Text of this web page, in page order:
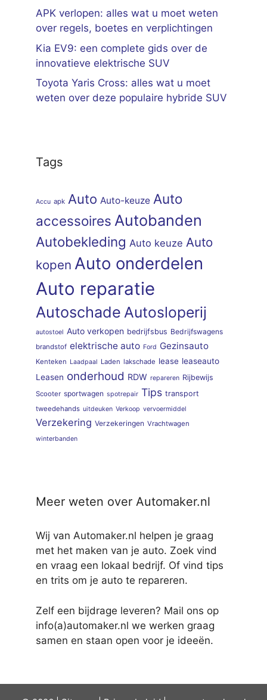
APK verlopen: alles wat u moet weten
over regels, boetes en verplichtingen
Kia EV9: een complete gids over de
innovatieve elektrische SUV
Toyota Yaris Cross: alles wat u moet
weten over deze populaire hybride SUV
Tags
Accu apk Auto Auto-keuze Auto
accessoires Autobanden
Autobekleding Auto keuze Auto
kopen Auto onderdelen
Auto reparatie
Autoschade Autosloperij
autostoel Auto verkopen bedrijfsbus Bedrijfswagens
brandstof elektrische auto Ford Gezinsauto
Kenteken Laadpaal Laden lakschade lease leaseauto
Leasen onderhoud RDW repareren Rijbewijs
Scooter sportwagen spotrepair Tips transport
tweedehands uitdeuken Verkoop vervoermiddel
Verzekering Verzekeringen Vrachtwagen
winterbanden
Meer weten over Automaker.nl
Wij van Automaker.nl helpen je graag
met het maken van je auto. Zoek vind
en vraag een lokaal bedrijf. Of vind tips
en trits om je auto te repareren.
Zelf een bijdrage leveren? Mail ons op
info(a)automaker.nl we werken graag
samen en staan open voor je ideeën.